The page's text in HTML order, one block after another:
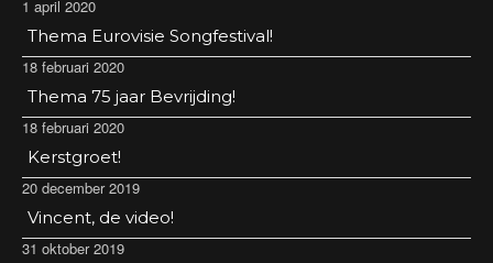
1 april 2020
Thema Eurovisie Songfestival!
18 februari 2020
Thema 75 jaar Bevrijding!
18 februari 2020
Kerstgroet!
20 december 2019
Vincent, de video!
31 oktober 2019